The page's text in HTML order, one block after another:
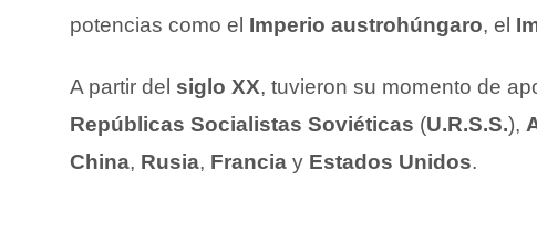
potencias como el Imperio austrohúngaro, el
A partir del siglo XX, tuvieron su momento de
Repúblicas Socialistas Soviéticas (U.R.S.S.),
China, Rusia, Francia y Estados Unidos.